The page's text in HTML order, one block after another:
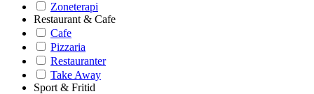
Zoneterapi
Restaurant & Cafe
Cafe
Pizzaria
Restauranter
Take Away
Sport & Fritid